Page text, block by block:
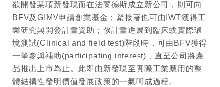
欲開發某項新發現而在法蘭德斯成立新公司﹐則可向
BFV及GIMV申請創業基金；緊接著也可由 IWT獲得工
業研究與開發計畫資助；俟計畫進展到臨床或實際環
境測試(Clinical and field test)階段時，可由 BFV獲得
一筆參與補助(participating interest) ， 直至公司將產
品推出上市為止。此即由新發現至實際工業應用的整
體結構性發明價值發展政策的一氣呵成過程。